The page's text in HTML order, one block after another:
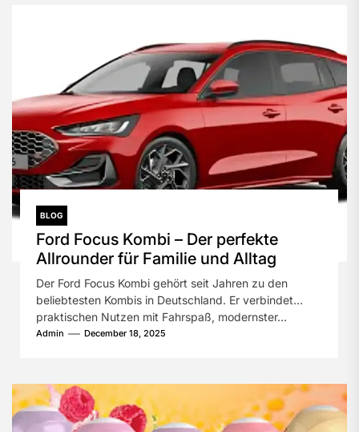
BLOG
Ford Focus Kombi – Der perfekte
Allrounder für Familie und Alltag
Der Ford Focus Kombi gehört seit Jahren zu den
beliebtesten Kombis in Deutschland. Er verbindet
praktischen Nutzen mit Fahrspaß, modernster...
Admin December 18, 2025